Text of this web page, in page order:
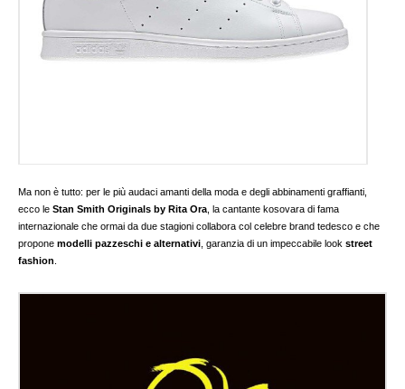
Ma non è tutto: per le più audaci amanti della moda e degli abbinamenti graffianti,
ecco leStan Smith Originals by Rita Ora, la cantante kosovara di fama
internazionale che ormai da due stagioni collabora col celebre brand tedesco e che
proponemodelli pazzeschi e alternativi, garanzia di un impeccabile lookstreet
fashion.